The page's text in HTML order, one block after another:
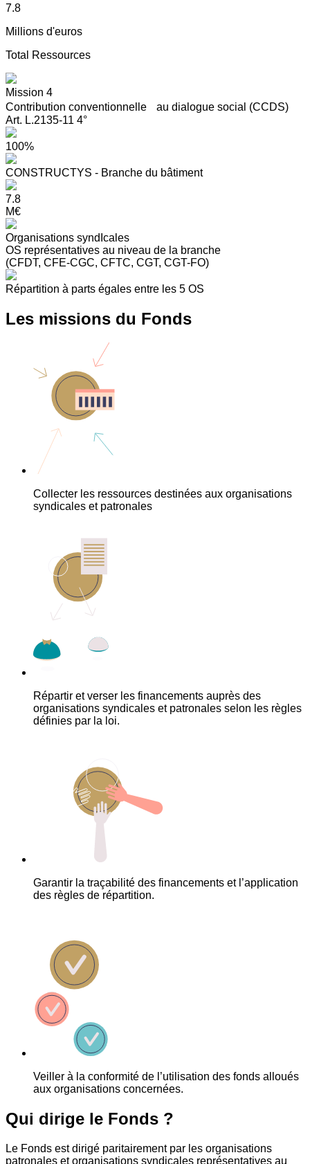
7.8
Millions d'euros
Total Ressources
Mission 4
Contribution conventionnelle au dialogue social (CCDS)
Art. L.2135-11 4°
100%
CONSTRUCTYS - Branche du bâtiment
7.8
M€
Organisations syndIcales
OS représentatives au niveau de la branche
(CFDT, CFE-CGC, CFTC, CGT, CGT-FO)
Répartition à parts égales entre les 5 OS
Les missions du Fonds
Collecter les ressources destinées aux organisations
syndicales et patronales
Répartir et verser les financements auprès des
organisations syndicales et patronales selon les règles
définies par la loi.
Garantir la traçabilité des financements et l’application
des règles de répartition.
Veiller à la conformité de l’utilisation des fonds alloués
aux organisations concernées.
Qui dirige le Fonds ?
Le Fonds est dirigé paritairement par les organisations
patronales et organisations syndicales représentatives au